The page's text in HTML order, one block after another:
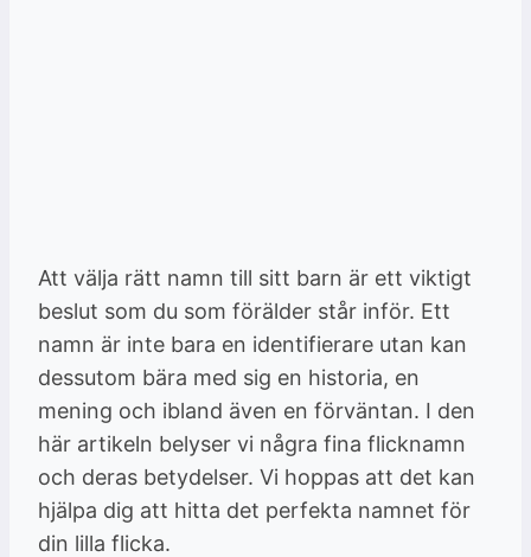
Att välja rätt namn till sitt barn är ett viktigt
beslut som du som förälder står inför. Ett
namn är inte bara en identifierare utan kan
dessutom bära med sig en historia, en
mening och ibland även en förväntan. I den
här artikeln belyser vi några fina flicknamn
och deras betydelser. Vi hoppas att det kan
hjälpa dig att hitta det perfekta namnet för
din lilla flicka.